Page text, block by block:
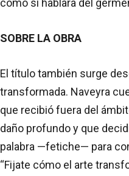
como si hablara del
SOBRE LA OBRA
El título también surge
transformada. Naveyra
que recibió fuera del
daño profundo y que
palabra —fetiche— para
“Fijate cómo el arte